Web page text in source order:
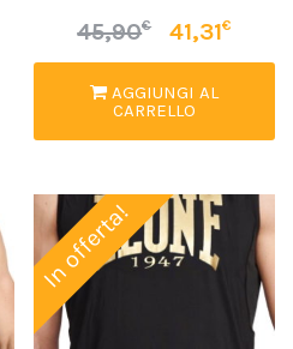
45,90€ 41,31€
AGGIUNGI AL
CARRELLO
In offerta!